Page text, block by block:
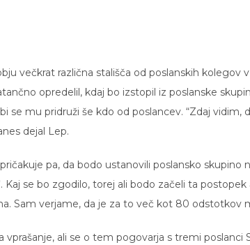
večkrat različna stališča od poslanskih kolegov v
opredelil, kdaj bo izstopil iz poslanske
se mu pridruži še kdo od poslancev. “Zdaj vidim,
dejal Lep.
pa, da bodo ustanovili poslansko skupino
Kaj se bo zgodilo, torej ali bodo začeli ta
Sam verjame, da je za to več kot 80 odstotkov
ali se o tem pogovarja s tremi poslanci